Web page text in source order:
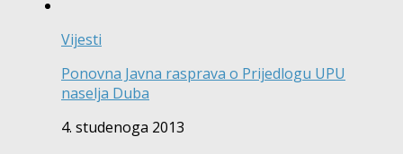
Vijesti
Ponovna Javna rasprava o Prijedlogu UPU
naselja Duba
4. studenoga 2013